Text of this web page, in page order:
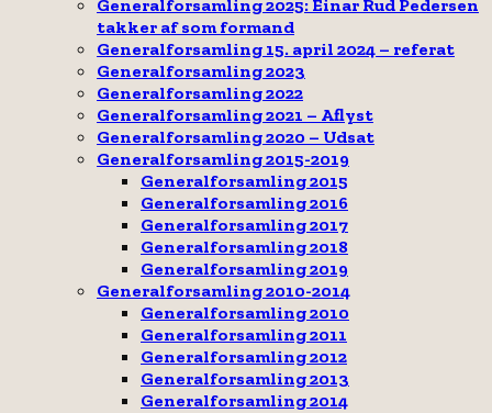
Generalforsamling 2025: Einar Rud Pedersen
takker af som formand
Generalforsamling 15. april 2024 – referat
Generalforsamling 2023
Generalforsamling 2022
Generalforsamling 2021 – Aflyst
Generalforsamling 2020 – Udsat
Generalforsamling 2015-2019
Generalforsamling 2015
Generalforsamling 2016
Generalforsamling 2017
Generalforsamling 2018
Generalforsamling 2019
Generalforsamling 2010-2014
Generalforsamling 2010
Generalforsamling 2011
Generalforsamling 2012
Generalforsamling 2013
Generalforsamling 2014